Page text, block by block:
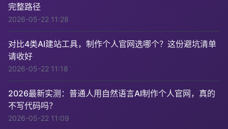
完整路径
2026-05-22 11:28
对比4类AI建站工具，制作个人官网选哪个？这份避坑清单
请收好
2026-05-22 11:18
2026最新实测：普通人用自然语言AI制作个人官网，真的
不写代码吗？
2026-05-22 11:09